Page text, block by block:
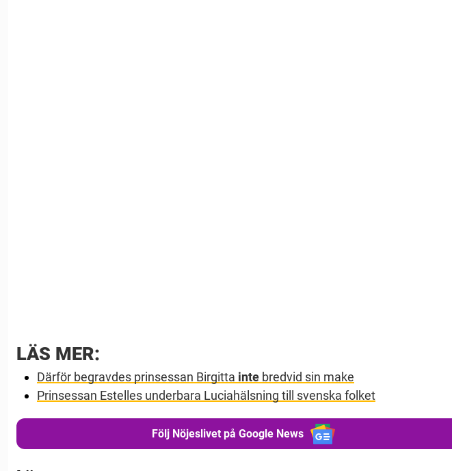
LÄS MER:
Därför begravdes prinsessan Birgitta inte bredvid sin make
Prinsessan Estelles underbara Luciahälsning till svenska folket
Följ Nöjeslivet på Google News